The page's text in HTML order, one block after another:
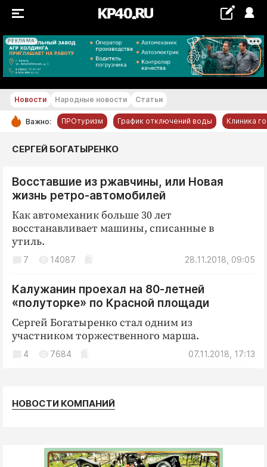
РЕКЛАМА
+19...+20 °С
РУБРИКИ
Новости компаний
Статьи
Народные новости
Авто и транспорт
Благоустройство
Культура
Недвижимость и ЖКХ
Образование
Происшествия
ПРОЕКТЫ
Новости Народные новости Статьи
Важно: ПРОтуризм График отключений воды Клиника
СЕРГЕЙ БОГАТЫРЕНКО
Восставшие из ржавчины, или Новая
жизнь ретро-автомобилей
Как автомеханик больше 30 лет
восстанавливает машины, списанные в
утиль.
28.11.2018, 09:05
7 14087
Калужанин проехал на 80-летней
«полуторке» по Красной площади
Сергей Богатыренко стал одним из
участником торжественного марша.
07.11.2018, 17:13
4 7684
НОВОСТИ КОМПАНИЙ